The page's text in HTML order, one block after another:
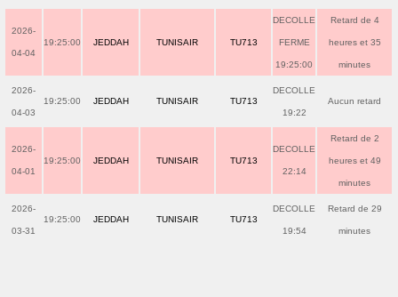
2026-
04-04
19:25:00 JEDDAH TUNISAIR TU713
DECOLLE
FERME
19:25:00
Retard de 4
heures et 35
minutes
2026-
04-03
19:25:00 JEDDAH TUNISAIR TU713
DECOLLE
19:22
Aucun retard
2026-
04-01
19:25:00 JEDDAH TUNISAIR TU713
DECOLLE
22:14
Retard de 2
heures et 49
minutes
2026-
03-31
19:25:00 JEDDAH TUNISAIR TU713
DECOLLE
19:54
Retard de 29
minutes